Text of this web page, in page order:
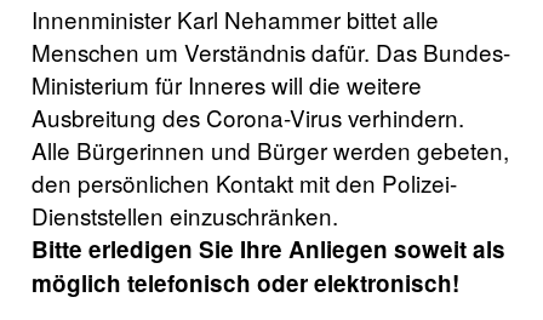
Innenminister Karl Nehammer bittet alle
Menschen um Verständnis dafür. Das Bundes-
Ministerium für Inneres will die weitere
Ausbreitung des Corona-Virus verhindern.
Alle Bürgerinnen und Bürger werden gebeten,
den persönlichen Kontakt mit den Polizei-
Dienststellen einzuschränken.
Bitte erledigen Sie Ihre Anliegen soweit als
möglich telefonisch oder elektronisch!